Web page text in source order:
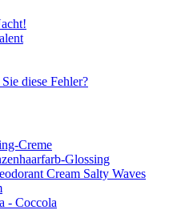
diese Fehler?
Creme
Glossing
Cream Salty Waves
- Coccola